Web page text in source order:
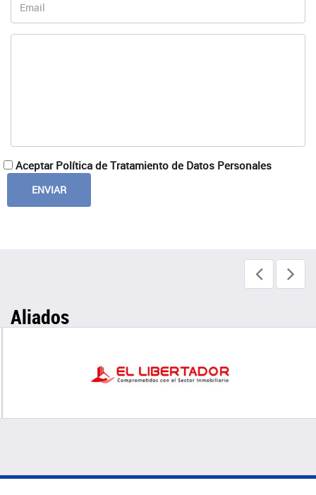
Aceptar Política de Tratamiento de Datos Personales
Aliados